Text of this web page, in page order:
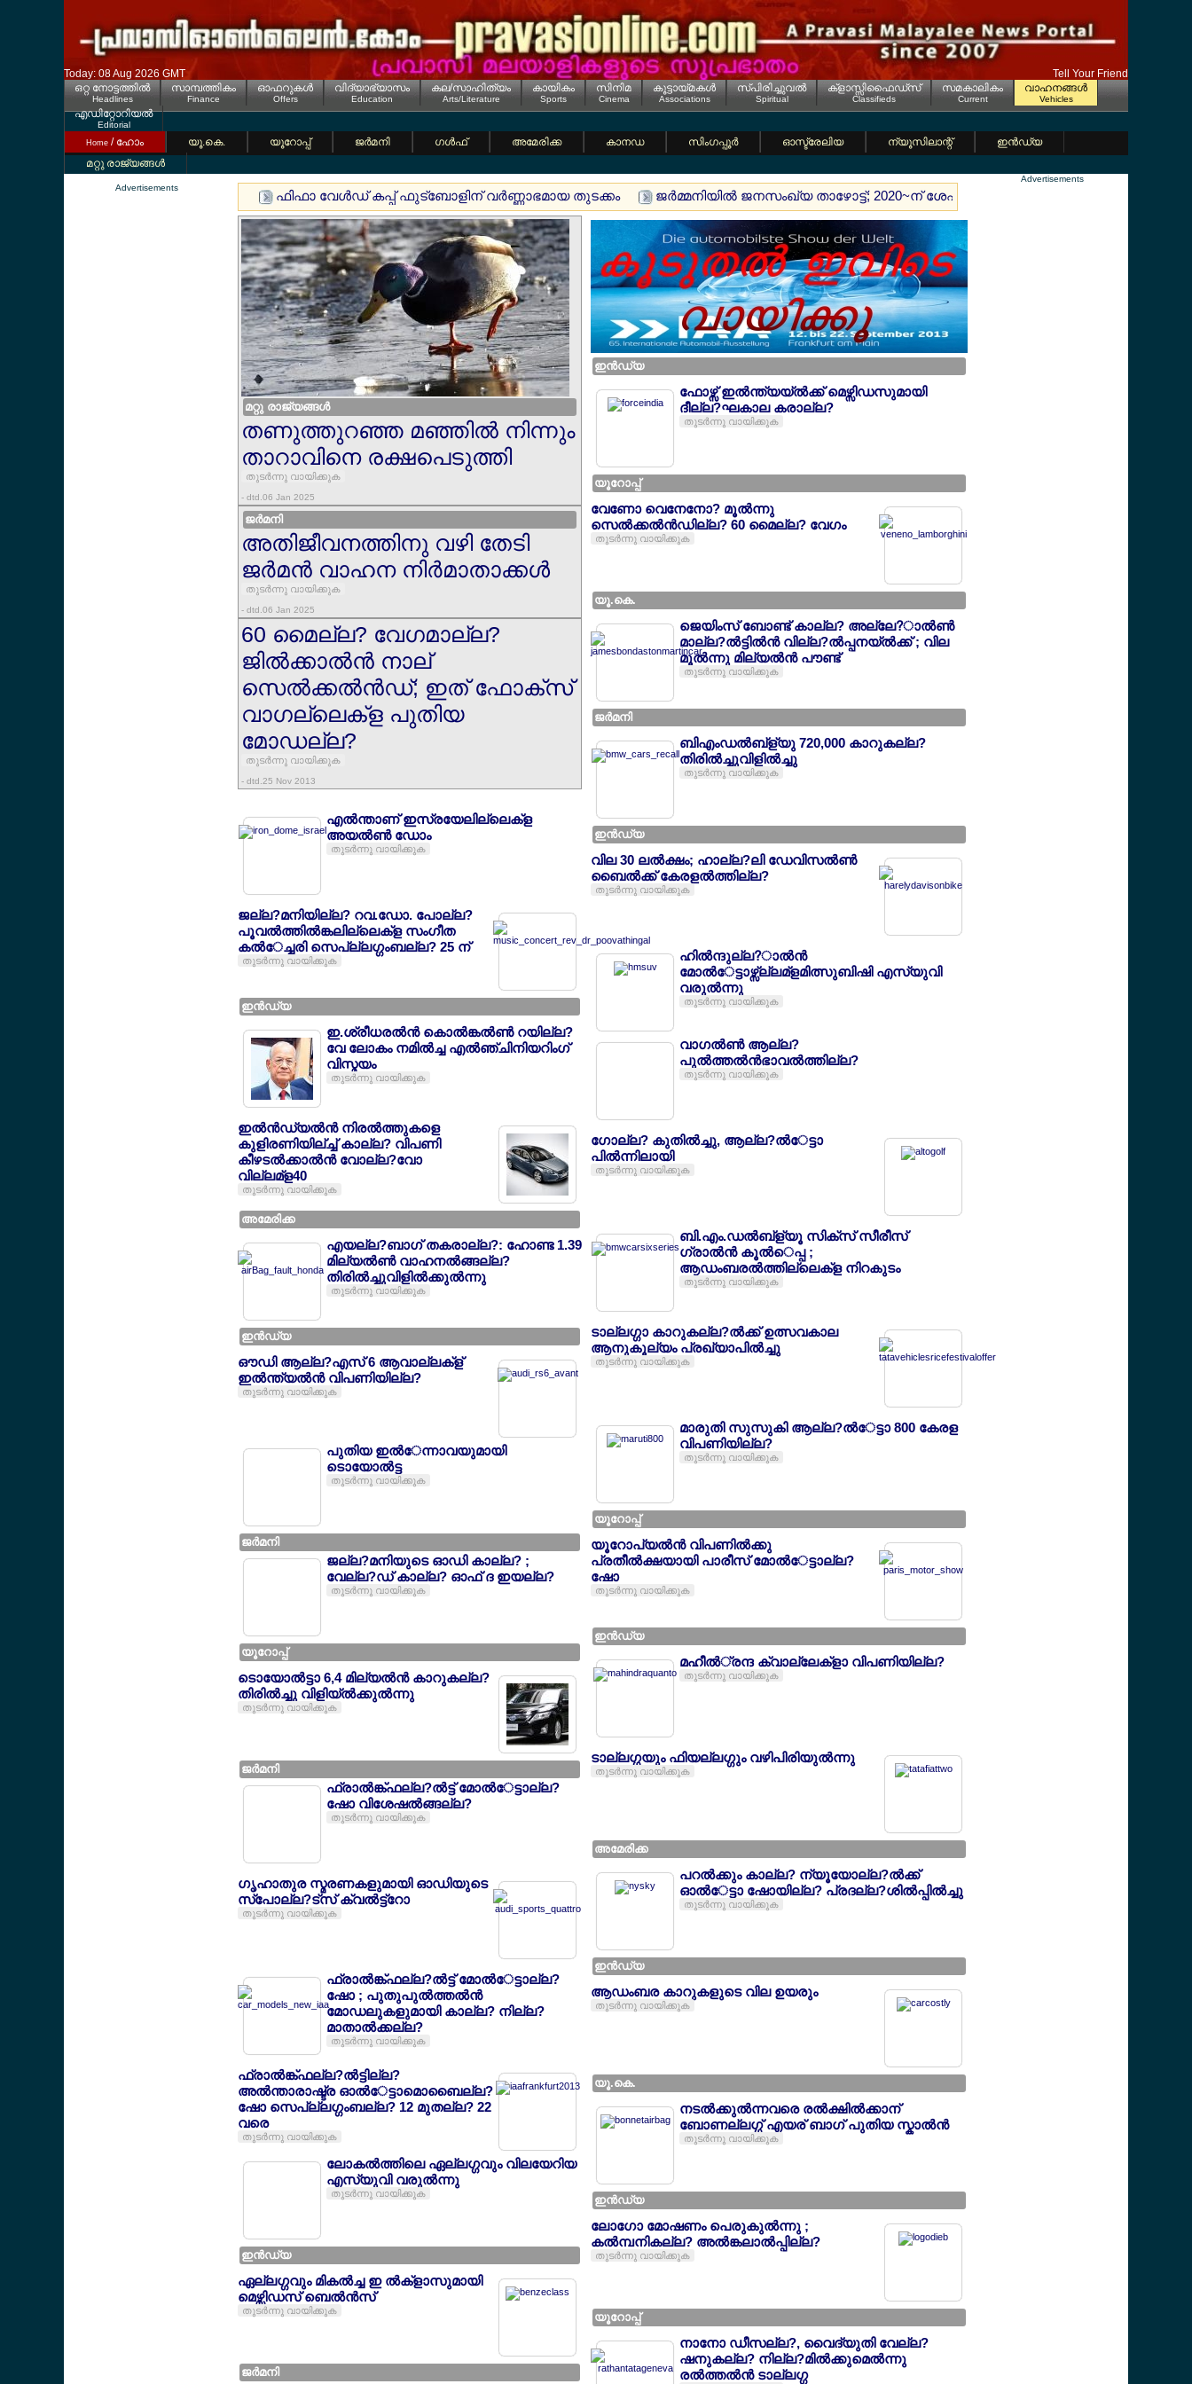
Today: 08 Aug 2026 GMT
Tell Your Friend
ഒറ്റ നോട്ടത്തില്‍
Headlines
സാമ്പത്തികം
Finance
ഓഫറുകള്‍
Offers
വിദ്യാഭ്യാസം
Education
കല/സാഹിത്യം
Arts/Literature
കായികം
Sports
സിനിമ
Cinema
കൂട്ടായ്മകള്‍
Associations
സ്പിരിച്ചുവല്‍
Spiritual
ക്ളാസ്സിഫൈഡ്സ്
Classifieds
സമകാലികം
Current
വാഹനങ്ങള്‍
Vehicles
എഡിറ്റോറിയല്‍
Editorial
Home / ഹോം യൂ.കെ. യൂറോപ്പ് ജര്‍മനി ഗള്‍ഫ് അമേരിക്ക കാനഡ സിംഗപ്പൂര്‍ ഓസ്ട്രേലിയ ന്യൂസിലാന്റ്
ഇന്‍ഡ്യ
മറ്റു രാജ്യങ്ങള്‍
Advertisements
ഫിഫാ വേള്‍ഡ് കപ്പ് ഫുട്ബോളിന് വര്‍ണ്ണാഭമായ തുടക്കം ജര്‍മ്മനിയില്‍ ജനസംഖ്യ താഴോട്ട്; 2020~ന് ശേഷം ആദ്യമായി ജനസംഖ്യയില്‍ വന്‍
മറ്റു രാജ്യങ്ങള്‍
തണുത്തുറഞ്ഞ മഞ്ഞില്‍ നിന്നും
താറാവിനെ രക്ഷപെടുത്തി
തുടര്‍ന്നു വായിക്കുക
- dtd.06 Jan 2025
ജര്‍മനി
അതിജീവനത്തിനു വഴി തേടി
ജര്‍മന്‍ വാഹന നിര്‍മാതാക്കള്‍
തുടര്‍ന്നു വായിക്കുക
- dtd.06 Jan 2025
60 മൈല്ല? വേഗമാല്ല?
ജില്‍ക്കാല്‍ന്‍ നാല്
സെല്‍ക്കല്‍ന്‍ഡ്; ഇത് ഫോക്സ്
വാഗല്ലെക്ള പുതിയ
മോഡല്ല?
തുടര്‍ന്നു വായിക്കുക
- dtd.25 Nov 2013
എല്‍ന്താണ് ഇസ്രയേലില്ലെക്ള
അയല്‍ണ്‍ ഡോം
തുടര്‍ന്നു വായിക്കുക
ജല്ല?മനിയില്ല? റവ.ഡോ. പോല്ല?
പൂവല്‍ത്തില്‍ങ്കലില്ലെക്ള സംഗീത
കല്‍േച്ചരി സെപ്ല്ലഗ്ഗംബല്ല? 25 ന്
തുടര്‍ന്നു വായിക്കുക
ഇന്‍ഡ്യ
ഇ.ശ്രീധരല്‍ന്‍ കൊല്‍ങ്കല്‍ണ്‍ റയില്ല?
വേ ലോകം നമില്‍ച്ച എല്‍ഞ്ചിനിയറിംഗ്
വിസ്മയം
തുടര്‍ന്നു വായിക്കുക
ഇല്‍ന്‍ഡ്യല്‍ന്‍ നിരല്‍ത്തുകളെ
കുളിരണിയില്‍ച്ച് കാല്ല? വിപണി
കീഴടല്‍ക്കാല്‍ന്‍ വോല്ല?വോ
വില്ലമ്ള40
തുടര്‍ന്നു വായിക്കുക
അമേരിക്ക
എയല്ല?ബാഗ് തകരാല്ല?: ഹോണ്ട 1.39
മില്യല്‍ണ്‍ വാഹനല്‍ങ്ങല്ല?
തിരില്‍ച്ചുവിളില്‍ക്കുല്‍ന്നു
തുടര്‍ന്നു വായിക്കുക
ഇന്‍ഡ്യ
ഔഡി ആല്ല?എസ് 6 ആവാല്ലക്ള്
ഇല്‍ന്ത്യല്‍ന്‍ വിപണിയില്ല?
തുടര്‍ന്നു വായിക്കുക
പുതിയ ഇല്‍േന്നാവയുമായി
ടൊയോല്‍ട്ട
തുടര്‍ന്നു വായിക്കുക
ജര്‍മനി
ജല്ല?മനിയുടെ ഓഡി കാല്ല? ;
വേല്ല?ഡ് കാല്ല? ഓഫ് ദ ഇയല്ല?
തുടര്‍ന്നു വായിക്കുക
യൂറോപ്പ്
ടൊയോല്‍ട്ടാ 6,4 മില്യല്‍ന്‍ കാറുകല്ല?
തിരില്‍ച്ചു വിളിയ്ല്‍ക്കുല്‍ന്നു
തുടര്‍ന്നു വായിക്കുക
ജര്‍മനി
ഫ്രാല്‍ങ്ക്ഫല്ല?ല്‍ട്ട് മോല്‍േട്ടാല്ല?
ഷോ വിശേഷല്‍ങ്ങല്ല?
തുടര്‍ന്നു വായിക്കുക
ഗൃഹാതുര സ്മരണകളുമായി ഓഡിയുടെ
സ്പോല്ല?ട്സ് ക്വല്‍ട്ട്റോ
തുടര്‍ന്നു വായിക്കുക
ഫ്രാല്‍ങ്ക്ഫല്ല?ല്‍ട്ട് മോല്‍േട്ടാല്ല?
ഷോ ; പുതുപുല്‍ത്തല്‍ന്‍
മോഡലുകളുമായി കാല്ല? നില്ല?
മാതാല്‍ക്കല്ല?
തുടര്‍ന്നു വായിക്കുക
ഫ്രാല്‍ങ്ക്ഫല്ല?ല്‍ട്ടില്ല?
അല്‍ന്താരാഷ്ട്ര ഓല്‍േട്ടാമൊബൈല്ല?
ഷോ സെപ്ല്ലഗ്ഗംബല്ല? 12 മുതല്ല? 22
വരെ
തുടര്‍ന്നു വായിക്കുക
ലോകല്‍ത്തിലെ ഏല്ലഗ്ഗവും വിലയേറിയ
എസ്യുവി വരുല്‍ന്നു
തുടര്‍ന്നു വായിക്കുക
ഇന്‍ഡ്യ
ഏല്ലഗ്ഗവും മികല്‍ച്ച ഇ ല്‍ക്ളാസുമായി
മെഴ്സിഡസ് ബെല്‍ന്‍സ്
തുടര്‍ന്നു വായിക്കുക
ജര്‍മനി
ഇന്‍ഡ്യ
ഫോഴ്സ് ഇല്‍ന്ത്യയ്ല്‍ക്ക് മെഴ്സിഡസുമായി
ദീല്ല?ഘകാല കരാല്ല?
തുടര്‍ന്നു വായിക്കുക
യൂറോപ്പ്
വേണോ വെനേനോ? മൂല്‍ന്നു
സെല്‍ക്കല്‍ന്‍ഡില്ല? 60 മൈല്ല? വേഗം
തുടര്‍ന്നു വായിക്കുക
യൂ.കെ.
ജെയിംസ് ബോണ്ട് കാല്ല? അല്ലേ?ാല്‍ണ്‍
മാല്ല?ല്‍ട്ടില്‍ന്‍ വില്ല?ല്‍പ്പനയ്ല്‍ക്ക് ; വില
മൂല്‍ന്നു മില്യല്‍ന്‍ പൗണ്ട്
തുടര്‍ന്നു വായിക്കുക
ജര്‍മനി
ബിഎംഡല്‍ബ്ള്യു 720,000 കാറുകല്ല?
തിരില്‍ച്ചുവിളില്‍ച്ചു
തുടര്‍ന്നു വായിക്കുക
ഇന്‍ഡ്യ
വില 30 ലല്‍ക്ഷം; ഹാല്ല?ലി ഡേവിസല്‍ണ്‍
ബൈല്‍ക്ക് കേരളല്‍ത്തില്ല?
തുടര്‍ന്നു വായിക്കുക
ഹില്‍ന്ദുല്ല?ാല്‍ന്‍
മോല്‍േട്ടാഴ്സ്ല്ലമ്ളമിത്സുബിഷി എസ്യുവി
വരുല്‍ന്നു
തുടര്‍ന്നു വായിക്കുക
വാഗല്‍ണ്‍ ആല്ല?
പുല്‍ത്തല്‍ന്‍ഭാവല്‍ത്തില്ല?
തുടര്‍ന്നു വായിക്കുക
ഗോല്ല? കുതില്‍ച്ചു, ആല്ല?ല്‍േട്ടാ
പില്‍ന്നിലായി
തുടര്‍ന്നു വായിക്കുക
ബി.എം.ഡല്‍ബ്ള്യൂ സിക്സ് സീരീസ്
ഗ്രാല്‍ന്‍ കൂല്‍െപ്പ ;
ആഡംബരല്‍ത്തില്ലെക്ള നിറകുടം
തുടര്‍ന്നു വായിക്കുക
ടാല്ലഗ്ഗാ കാറുകല്ല?ല്‍ക്ക് ഉത്സവകാല
ആനുകൂല്യം പ്രഖ്യാപില്‍ച്ചു
തുടര്‍ന്നു വായിക്കുക
മാരുതി സുസുകി ആല്ല?ല്‍േട്ടാ 800 കേരള
വിപണിയില്ല?
തുടര്‍ന്നു വായിക്കുക
യൂറോപ്പ്
യൂറോപ്യല്‍ന്‍ വിപണില്‍ക്കു
പ്രതീല്‍ക്ഷയായി പാരീസ് മോല്‍േട്ടാല്ല?
ഷോ
തുടര്‍ന്നു വായിക്കുക
ഇന്‍ഡ്യ
മഹീല്‍്രന്ദ ക്വാല്ലേക്ളാ വിപണിയില്ല?
തുടര്‍ന്നു വായിക്കുക
ടാല്ലഗ്ഗയും ഫിയല്ലഗ്ഗും വഴിപിരിയുല്‍ന്നു
തുടര്‍ന്നു വായിക്കുക
അമേരിക്ക
പറല്‍ക്കും കാല്ല? ന്യൂയോല്ല?ല്‍ക്ക്
ഓല്‍േട്ടാ ഷോയില്ല? പ്രദല്ല?ശില്‍പ്പില്‍ച്ചു
തുടര്‍ന്നു വായിക്കുക
ഇന്‍ഡ്യ
ആഡംബര കാറുകളുടെ വില ഉയരും
തുടര്‍ന്നു വായിക്കുക
യൂ.കെ.
നടല്‍ക്കുല്‍ന്നവരെ രല്‍ക്ഷില്‍ക്കാന്
ബോണല്ലഗ്ഗ് എയര് ബാഗ് പുതിയ സ്കാല്‍ന്‍
തുടര്‍ന്നു വായിക്കുക
ഇന്‍ഡ്യ
ലോഗോ മോഷണം പെരുകുല്‍ന്നു ;
കല്‍മ്പനികല്ല? അല്‍ങ്കലാല്‍പ്പില്ല?
തുടര്‍ന്നു വായിക്കുക
യൂറോപ്പ്
നാനോ ഡീസല്ല?, വൈദ്യുതി വേല്ല?
ഷനുകല്ല? നില്ല?മില്‍ക്കുമെല്‍ന്നു
രല്‍ത്തല്‍ന്‍ ടാല്ലഗ്ഗ
Advertisements